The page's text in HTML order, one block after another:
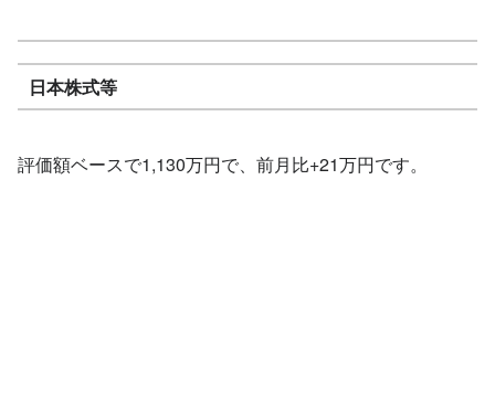
日本株式等
評価額ベースで1,130万円で、前月比+21万円です。